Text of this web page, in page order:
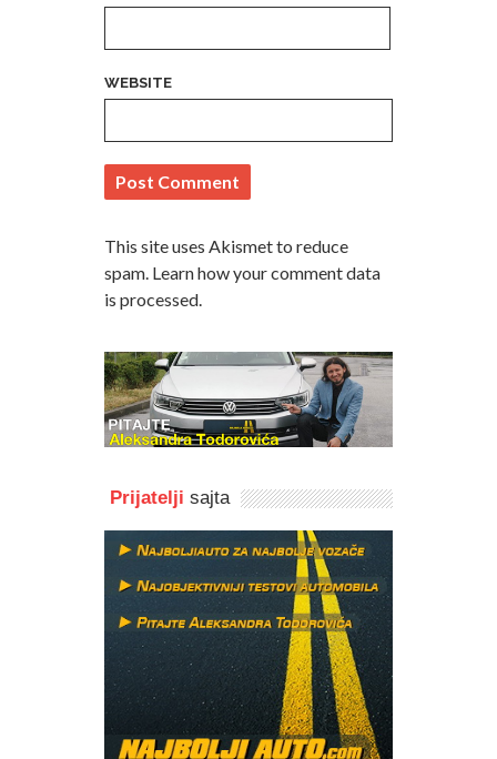
WEBSITE
This site uses Akismet to reduce
spam. Learn how your comment data
is processed
Prijatelji sajta